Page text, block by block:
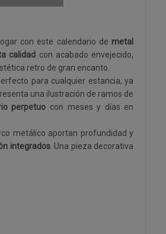
con este calendario de metal
calidad con acabado envejecido,
retro de gran encanto.
para cualquier estancia, ya
una ilustración de ramos de
perpetuo con meses y días en
metálico aportan profundidad y
integrados. Una pieza decorativa